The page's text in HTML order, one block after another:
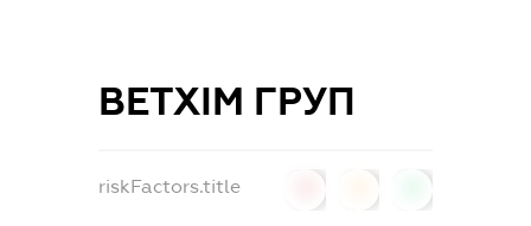
ВЕТХІМ ГРУП
riskFactors.title